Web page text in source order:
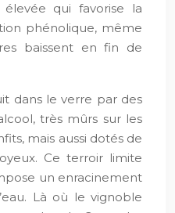
qui favorise la
phénolique, même
baissent en fin de
dans le verre par des
très mûrs sur les
mais aussi dotés de
Ce terroir limite
un enracinement
Là où le vignoble